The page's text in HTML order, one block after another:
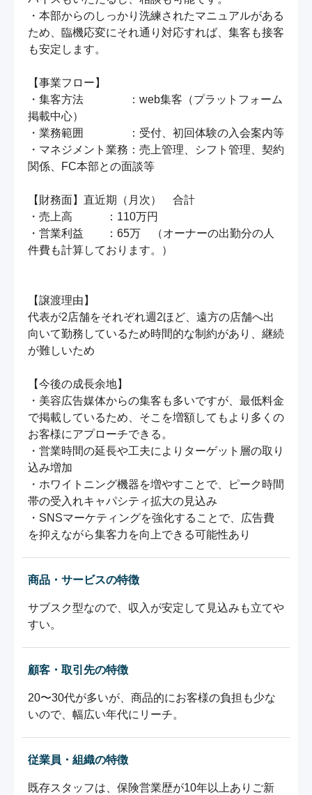
・本部からのしっかり洗練されたマニュアルがある
ため、臨機応変にそれ通り対応すれば、集客も接客
も安定します。
【事業フロー】
・集客方法　　　　：web集客（プラットフォーム
掲載中心）
・業務範囲　　　　：受付、初回体験の入会案内等
・マネジメント業務：売上管理、シフト管理、契約
関係、FC本部との面談等
【財務面】直近期（月次）　合計
・売上高　　　：110万円
・営業利益　　：65万　（オーナーの出勤分の人
件費も計算しております。）
【譲渡理由】
代表が2店舗をそれぞれ週2ほど、遠方の店舗へ出
向いて勤務しているため時間的な制約があり、継続
が難しいため
【今後の成長余地】
・美容広告媒体からの集客も多いですが、最低料金
で掲載しているため、そこを増額してもより多くの
お客様にアプローチできる。
・営業時間の延長や工夫によりターゲット層の取り
込み増加
・ホワイトニング機器を増やすことで、ピーク時間
帯の受入れキャパシティ拡大の見込み
・SNSマーケティングを強化することで、広告費
を抑えながら集客力を向上できる可能性あり
商品・サービスの特徴
サブスク型なので、収入が安定して見込みも立てや
すい。
顧客・取引先の特徴
20〜30代が多いが、商品的にお客様の負担も少な
いので、幅広い年代にリーチ。
従業員・組織の特徴
既存スタッフは、保険営業歴が10年以上ありご新